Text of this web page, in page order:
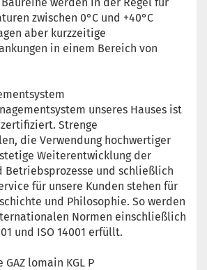
zwischen 0°C und +40°C
aber kurzzeitige
in einem Bereich von
unseres Hauses ist
Strenge
die Verwendung hochwertiger
Weiterentwicklung der
Betriebsprozesse und schließlich
für unsere Kunden stehen für
und Philosophie. So werden
Normen einschließlich
und ISO 14001 erfüllt.
lomain KGL P